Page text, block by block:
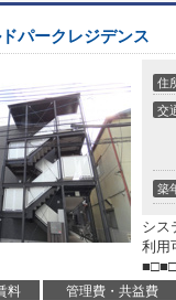
パークレジデンス
住
交
築
シス
利用
料 管理費・共益費